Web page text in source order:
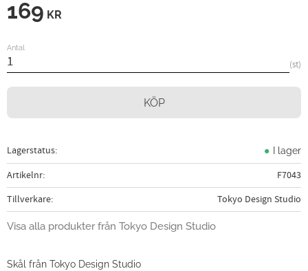
169 KR
Antal
st
KÖP
Lagerstatus I lager
Artikelnr
F7043
Tillverkare
Tokyo Design Studio
Visa alla produkter från Tokyo Design Studio
Skål från Tokyo Design Studio